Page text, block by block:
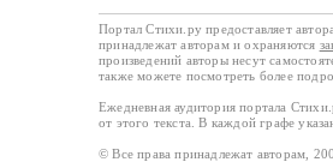
Портал Стихи.ру предоставляет
принадлежат авторам и охраняются
произведений авторы несут
также можете посмотреть более
Ежедневная аудитория портала
от этого текста. В каждой графе
© Все права принадлежат авторам,